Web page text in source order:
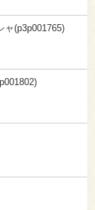
ャ(p3p001765)